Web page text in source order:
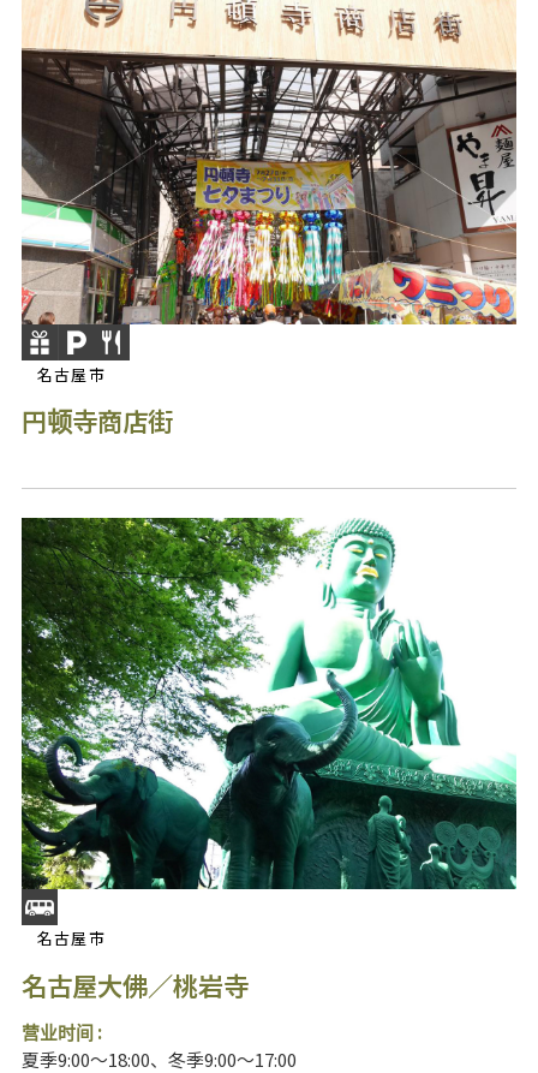
名古屋市
円顿寺商店街
名古屋市
名古屋大佛／桃岩寺
营业时间 :
夏季9:00～18:00、冬季9:00～17:00